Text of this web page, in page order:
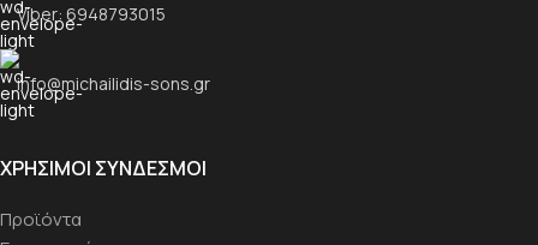
Viber: 6948793015
info@michailidis-sons.gr
ΧΡΉΣΙΜΟΙ ΣΎΝΔΕΣΜΟΙ
Προϊόντα